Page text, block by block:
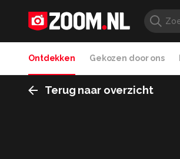
Ontdekken Gekozen door ons
Terug naar overzicht